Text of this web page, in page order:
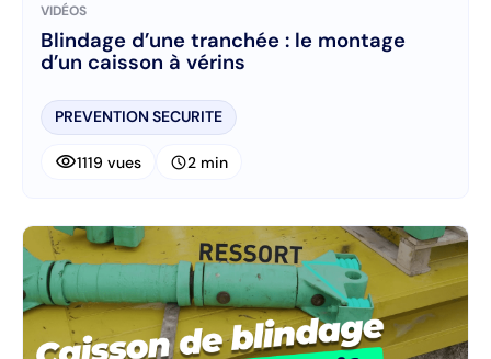
VIDÉOS
Blindage d’une tranchée : le montage
d’un caisson à vérins
PREVENTION SECURITE
visibility1119 vues schedule2 min